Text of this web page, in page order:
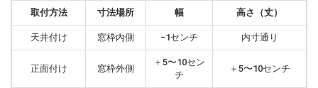
取付方法 寸法場所 幅 高さ（丈）
天井付け 窓枠内側 −1センチ 内寸通り
正面付け 窓枠外側
＋5〜10セン
チ
＋5〜10センチ